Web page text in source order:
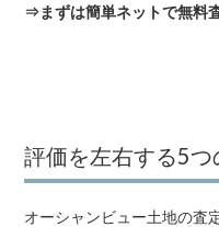
⇒まずは簡単ネットで無料
評価を左右する5つ
オーシャンビュー土地の査